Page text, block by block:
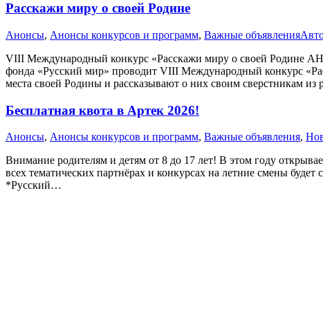
Расскажи миру о своей Родине
Анонсы, Анонсы конкурсов и программ, Важные объявления
VIII Международный конкурс «Расскажи миру о своей Родине
фонда «Русский мир» проводит VIII Международный конкурс
места своей Родины и рассказывают о них своим сверстникам
Бесплатная квота в Артек 2026!
Анонсы, Анонсы конкурсов и программ, Важные объявления,
Внимание родителям и детям от 8 до 17 лет! В этом году
всех тематических партнёрах и конкурсах на летние смены
*Русский…